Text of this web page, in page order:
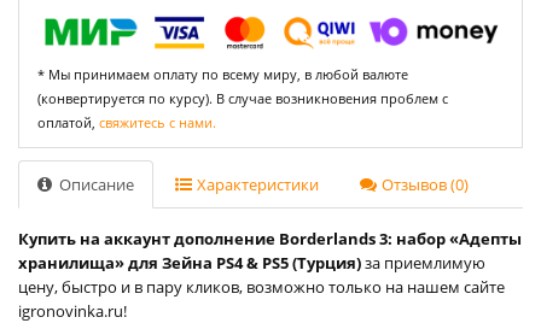
* Мы принимаем оплату по всему миру, в любой валюте
(конвертируется по курсу). В случае возникновения проблем с
оплатой, свяжитесь с нами.
Описание Характеристики Отзывов (0)
Купить на аккаунт дополнение Borderlands 3: набор «Адепты
хранилища» для Зейна PS4 & PS5 (Турция)за приемлимую
цену, быстро и в пару кликов, возможно только на нашем сайте
igronovinka.ru!